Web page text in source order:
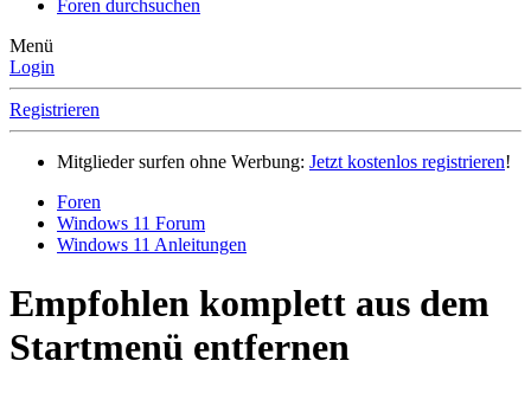
Foren durchsuchen
Menü
Login
Registrieren
Mitglieder surfen ohne Werbung: Jetzt kostenlos registrieren!
Foren
Windows 11 Forum
Windows 11 Anleitungen
Empfohlen komplett aus dem
Startmenü entfernen